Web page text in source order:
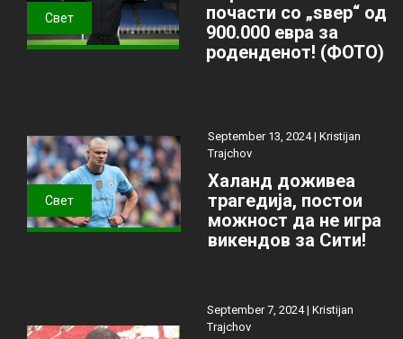
Свет
почасти со „ѕвер“ од
900.000 евра за
роденденот! (ФОТО)
Свет
September 13, 2024 | Kristijan
Trajchov
Халанд доживеа
трагедија, постои
можност да не игра
викендов за Сити!
September 7, 2024 | Kristijan
Trajchov